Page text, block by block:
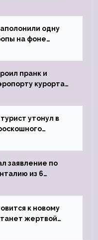
одну
на фоне
пранк и
курорта,
утонул в
заявление по
из 6
к новому
жертвой